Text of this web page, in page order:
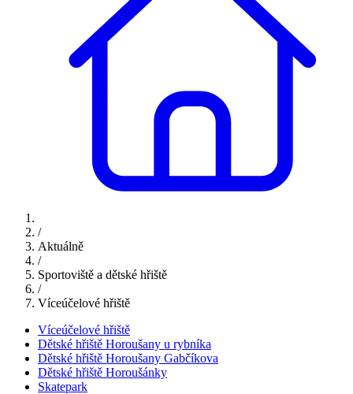
/
Aktuálně
/
Sportoviště a dětské hřiště
/
Víceúčelové hřiště
Víceúčelové hřiště
Dětské hřiště Horoušany u rybníka
Dětské hřiště Horoušany Gabčíkova
Dětské hřiště Horoušánky
Skatepark